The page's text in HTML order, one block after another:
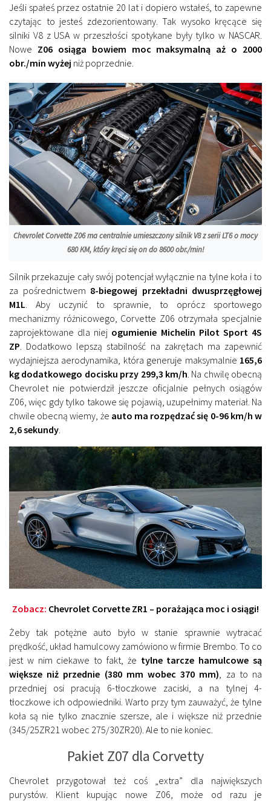
Jeśli spałeś przez ostatnie 20 lat i dopiero wstałeś, to zapewne
czytając to jesteś zdezorientowany. Tak wysoko kręcące się
silniki V8 z USA w przeszłości spotykane były tylko w NASCAR.
Nowe Z06 osiąga bowiem moc maksymalną aż o 2000
obr./min wyżej niż poprzednie.
Chevrolet Corvette Z06 ma centralnie umieszczony silnik V8 z serii LT6 o mocy
680 KM, który kręci się on do 8600 obr./min!
Silnik przekazuje cały swój potencjał wyłącznie na tylne koła i to
za pośrednictwem 8-biegowej przekładni dwusprzęgłowej
M1L . Aby uczynić to sprawnie, to oprócz sportowego
mechanizmy różnicowego, Corvette Z06 otrzymała specjalnie
zaprojektowane dla niej ogumienie Michelin Pilot Sport 4S
ZP . Dodatkowo lepszą stabilność na zakrętach ma zapewnić
wydajniejsza aerodynamika, która generuje maksymalnie 165,6
kg dodatkowego docisku przy 299,3 km/h . Na chwilę obecną
Chevrolet nie potwierdził jeszcze oficjalnie pełnych osiągów
Z06, więc gdy tylko takowe się pojawią, uzupełnimy materiał. Na
chwile obecną wiemy, że auto ma rozpędzać się 0-96 km/h w
2,6 sekundy
Zobacz: Chevrolet Corvette ZR1 – porażająca moc i osiągi!
Żeby tak potężne auto było w stanie sprawnie wytracać
prędkość, układ hamulcowy zamówiono w firmie Brembo. To co
jest w nim ciekawe to fakt, że tylne tarcze hamulcowe są
większe niż przednie (380 mm wobec 370 mm) , za to na
przedniej osi pracują 6-tłoczkowe zaciski, a na tylnej 4-
tłoczkowe ich odpowiedniki. Warto przy tym zauważyć, że tylne
koła są nie tylko znacznie szersze, ale i większe niż przednie
(345/25ZR21 wobec 275/30ZR20). Ale to nie koniec.
Pakiet Z07 dla Corvetty
Chevrolet przygotował też coś „extra” dla największych
purystów. Klient kupując nowe Z06, może od razu je